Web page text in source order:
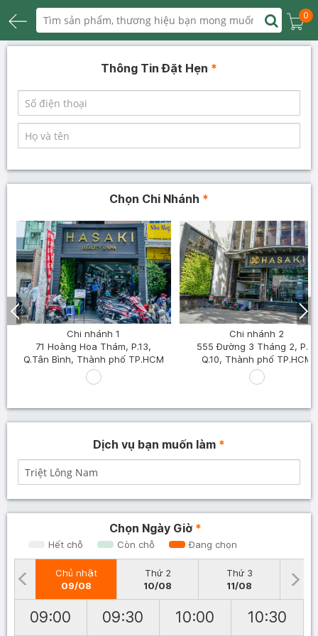
0
Thông Tin Đặt Hẹn *
Chọn Chi Nhánh *
Chi nhánh 1
71 Hoàng Hoa Thám, P.13,
Q.Tân Bình, Thành phố TP.HCM
Chi nhánh 2
555 Đường 3 Tháng 2, P.8,
Q.10, Thành phố TP.HCM
Dịch vụ bạn muốn làm *
Chọn Ngày Giờ *
Hết chỗ Còn chỗ Đang chọn
Chủ nhật
09/08
Thứ 2
10/08
Thứ 3
11/08
09:00 09:30 10:00 10:30